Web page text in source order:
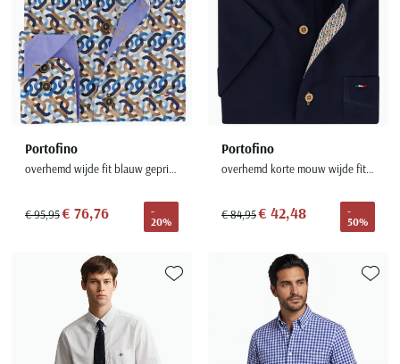
Portofino
overhemd wijde fit blauw geprint katoen
€ 95,95€ 76,76
-
20%
Portofino
overhemd korte mouw wijde fit effen donkerblauw katoen
€ 84,95€ 42,48
-
50%
Toevoegen aan favorieten